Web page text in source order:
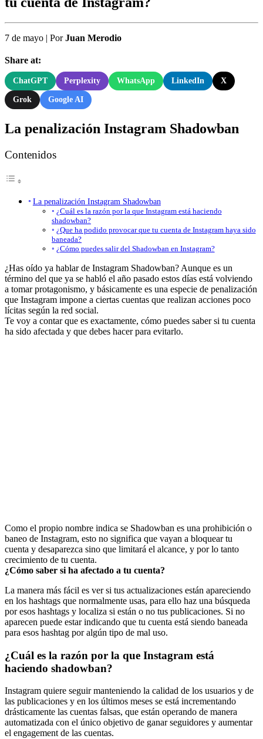
7 de mayo | PorJuan Merodio
Share at:
ChatGPT Perplexity WhatsApp LinkedIn X
Grok Google AI
La penalización Instagram Shadowban
Contenidos
La penalización Instagram Shadowban
¿Cuál es la razón por la que Instagram está haciendo
shadowban?
¿Que ha podido provocar que tu cuenta de Instagram haya sido
baneada?
¿Cómo puedes salir del Shadowban en Instagram?
¿Has oído ya hablar de Instagram Shadowban? Aunque es un
término del que ya se habló el año pasado estos días está volviendo
a tomar protagonismo, y básicamente es una especie de penalización
que Instagram impone a ciertas cuentas que realizan acciones poco
lícitas según la red social.
Te voy a contar que es exactamente, cómo puedes saber si tu cuenta
ha sido afectada y que debes hacer para evitarlo.
Como el propio nombre indica se Shadowban es una prohibición o
baneo de Instagram, esto no significa que vayan a bloquear tu
cuenta y desaparezca sino que limitará el alcance, y por lo tanto
crecimiento de tu cuenta.
¿Cómo saber si ha afectado a tu cuenta?
La manera más fácil es ver si tus actualizaciones están apareciendo
en los hashtags que normalmente usas, para ello haz una búsqueda
por esos hashtags y localiza si están o no tus publicaciones. Si no
aparecen puede estar indicando que tu cuenta está siendo baneada
para esos hashtag por algún tipo de mal uso.
¿Cuál es la razón por la que Instagram está
haciendo shadowban?
Instagram quiere seguir manteniendo la calidad de los usuarios y de
las publicaciones y en los últimos meses se está incrementando
drásticamente las cuentas falsas, que están operando de manera
automatizada con el único objetivo de ganar seguidores y aumentar
el engagement de las cuentas.